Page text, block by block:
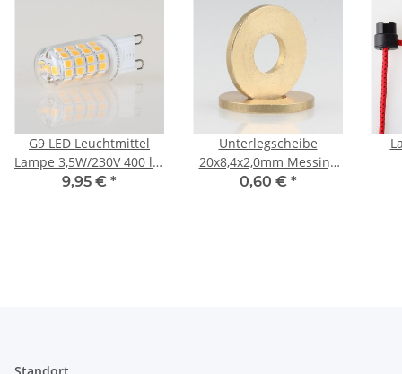
G9 LED Leuchtmittel
Lampe 3,5W/230V 400 lm
3000K warmweiß
9,95 € *
Unterlegscheibe
20x8,4x2,0mm Messing
für M8x1 Gewinderohr
0,60 € *